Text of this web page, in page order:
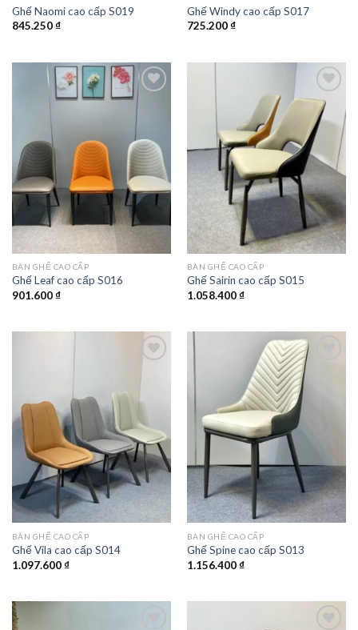
Ghế Naomi cao cấp S019
845.250₫
Ghế Windy cao cấp S017
725.200₫
wishlist
BÀN GHẾ CAO CẤP
Ghế Leaf cao cấp S016
901.600₫
Add to
wishlist
BÀN GHẾ CAO CẤP
Ghế Sairin cao cấp S015
1.058.400₫
BÀN GHẾ CAO CẤP
Ghế Vila cao cấp S014
1.097.600₫
BÀN GHẾ CAO CẤP
Ghế Spine cao cấp S013
1.156.400₫